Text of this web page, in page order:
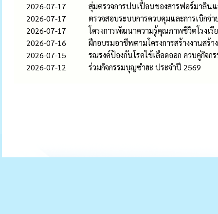
2026-07-17
สุ่มตรวจการปนเปื้อนของสารฟอร์มาลิน
2026-07-17
ตรวจสอบระบบการควบคุมและการเบิกจ่
2026-07-17
โครงการพัฒนาความรู้คุณภาพชีวิตโรงเรี
2026-07-16
ฝึกอบรมอาชีพตามโครงการสร้างงานสร้
2026-07-15
รณรงค์ป้องกันโรคไข้เลือดออก ควบคู่กิจก
2026-07-12
ร่วมกิจกรรมบุญซำฮะ ประจำปี 2569